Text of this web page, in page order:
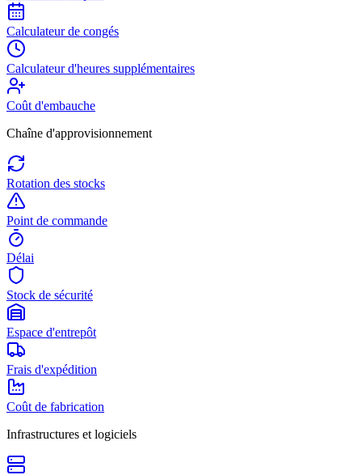
Calculateur de congés
Calculateur d'heures supplémentaires
Coût d'embauche
Chaîne d'approvisionnement
Rotation des stocks
Point de commande
Délai
Stock de sécurité
Espace d'entrepôt
Frais d'expédition
Coût de fabrication
Infrastructures et logiciels